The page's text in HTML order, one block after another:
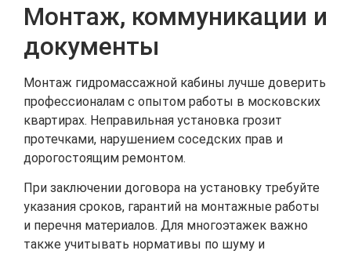
Монтаж, коммуникации и
документы
Монтаж гидромассажной кабины лучше доверить
профессионалам с опытом работы в московских
квартирах. Неправильная установка грозит
протечками, нарушением соседских прав и
дорогостоящим ремонтом.
При заключении договора на установку требуйте
указания сроков, гарантий на монтажные работы
и перечня материалов. Для многоэтажек важно
также учитывать нормативы по шуму и